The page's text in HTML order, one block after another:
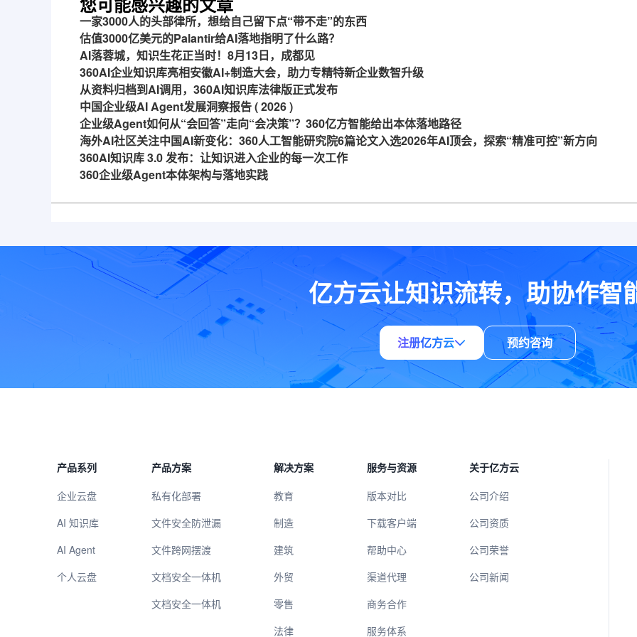
一家3000人的头部律所，想给自己留下点“带不走”的东西
估值3000亿美元的Palantir给AI落地指明了什么路？
AI落蓉城，知识生花正当时！8月13日，成都见
360AI企业知识库亮相安徽AI+制造大会，助力专精特新企业数智升级
从资料归档到AI调用，360AI知识库法律版正式发布
中国企业级AI Agent发展洞察报告 ( 2026 )
企业级Agent如何从“会回答”走向“会决策”？360亿方智能给出本体落地路径
海外AI社区关注中国AI新变化：360人工智能研究院6篇论文入选2026年AI顶会，探索“精准可控”新方向
360AI知识库 3.0 发布：让知识进入企业的每一次工作
360企业级Agent本体架构与落地实践
亿方云让知识流转，助协作智
注册亿方云 预约咨询
产品系列
企业云盘
AI 知识库
AI Agent
个人云盘
产品方案
私有化部署
文件安全防泄漏
文件跨网摆渡
文档安全一体机
文档安全一体机
解决方案
教育
制造
建筑
外贸
零售
法律
服务与资源
版本对比
下载客户端
帮助中心
渠道代理
商务合作
服务体系
关于亿方云
公司介绍
公司资质
公司荣誉
公司新闻